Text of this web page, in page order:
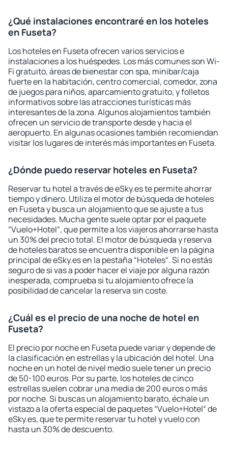
¿Qué instalaciones encontraré en los hoteles
en Fuseta?
Los hoteles en Fuseta ofrecen varios servicios e
instalaciones a los huéspedes. Los más comunes son Wi-
Fi gratuito, áreas de bienestar con spa, minibar/caja
fuerte en la habitación, centro comercial, comedor, zona
de juegos para niños, aparcamiento gratuito, y folletos
informativos sobre las atracciones turísticas más
interesantes de la zona. Algunos alojamientos también
ofrecen un servicio de transporte desde y hacia el
aeropuerto. En algunas ocasiones también recomiendan
visitar los lugares de interés más importantes en Fuseta.
¿Dónde puedo reservar hoteles en Fuseta?
Reservar tu hotel a través de eSky.es te permite ahorrar
tiempo y dinero. Utiliza el motor de búsqueda de hoteles
en Fuseta y busca un alojamiento que se ajuste a tus
necesidades. Mucha gente suele optar por el paquete
“Vuelo+Hotel“, que permite a los viajeros ahorrarse hasta
un 30% del precio total. El motor de búsqueda y reserva
de hoteles baratos se encuentra disponible en la página
principal de eSky.es en la pestaña “Hoteles“. Si no estás
seguro de si vas a poder hacer el viaje por alguna razón
inesperada, comprueba si tu alojamiento ofrece la
posibilidad de cancelar la reserva sin coste.
¿Cuál es el precio de una noche de hotel en
Fuseta?
El precio por noche en Fuseta puede variar y depende de
la clasificación en estrellas y la ubicación del hotel. Una
noche en un hotel de nivel medio suele tener un precio
de 50-100 euros. Por su parte, los hoteles de cinco
estrellas suelen cobrar una media de 200 euros o más
por noche. Si buscas un alojamiento barato, échale un
vistazo a la oferta especial de paquetes “Vuelo+Hotel“ de
eSky.es, que te permite reservar tu hotel y vuelo con
hasta un 30% de descuento.